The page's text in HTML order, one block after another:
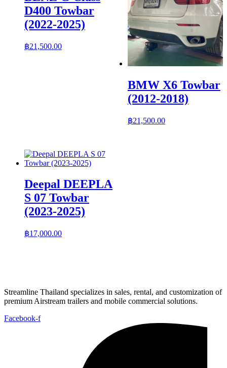
D400 Towbar
(2022-2025)
฿21,500.00
BMW X6 Towbar
(2012-2018)
฿21,500.00
Deepal DEEPLA
S 07 Towbar
(2023-2025)
฿17,000.00
Streamline Thailand specializes in sales, rental, and customization of
premium Airstream trailers and mobile commercial solutions.
Facebook-f